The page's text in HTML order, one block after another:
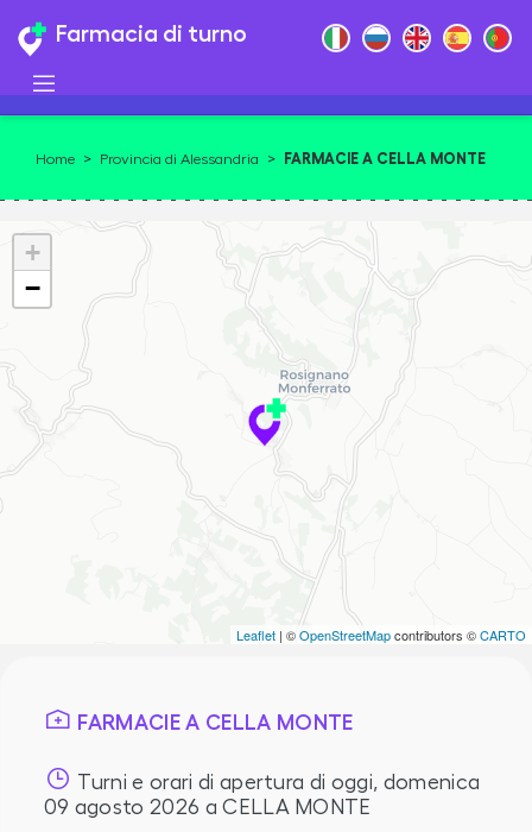
Farmacia di turno
Home > Provincia di Alessandria > FARMACIE A CELLA MONTE
+
−
Leaflet | ©OpenStreetMapcontributors ©CARTO
FARMACIE A CELLA MONTE
Turni e orari di apertura di oggi, domenica
09 agosto 2026 a CELLA MONTE